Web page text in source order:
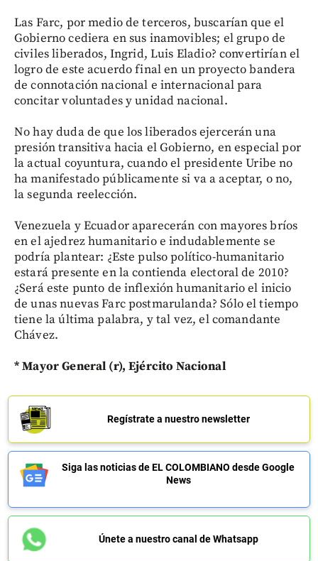
Las Farc, por medio de terceros, buscarían que el
Gobierno cediera en sus inamovibles; el grupo de
civiles liberados, Ingrid, Luis Eladio? convertirían el
logro de este acuerdo final en un proyecto bandera
de connotación nacional e internacional para
concitar voluntades y unidad nacional.
No hay duda de que los liberados ejercerán una
presión transitiva hacia el Gobierno, en especial por
la actual coyuntura, cuando el presidente Uribe no
ha manifestado públicamente si va a aceptar, o no,
la segunda reelección.
Venezuela y Ecuador aparecerán con mayores bríos
en el ajedrez humanitario e indudablemente se
podría plantear: ¿Este pulso político-humanitario
estará presente en la contienda electoral de 2010?
¿Será este punto de inflexión humanitario el inicio
de unas nuevas Farc postmarulanda? Sólo el tiempo
tiene la última palabra, y tal vez, el comandante
Chávez.
* Mayor General (r), Ejército Nacional
Regístrate a nuestro newsletter
Siga las noticias de EL COLOMBIANO desde Google
News
Únete a nuestro canal de Whatsapp